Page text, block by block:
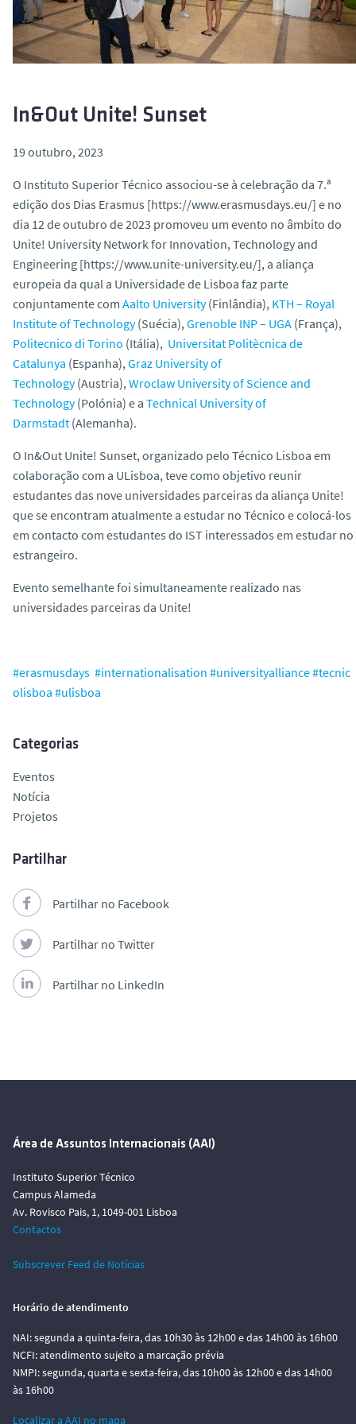
In&Out Unite! Sunset
19 outubro, 2023
O Instituto Superior Técnico associou-se à celebração da 7.ª
edição dos Dias Erasmus [https://www.erasmusdays.eu/] e no
dia 12 de outubro de 2023 promoveu um evento no âmbito do
Unite! University Network for Innovation, Technology and
Engineering [https://www.unite-university.eu/], a aliança
europeia da qual a Universidade de Lisboa faz parte
conjuntamente com Aalto University(Finlândia), KTH – Royal
Institute of Technology(Suécia), Grenoble INP – UGA (França),
Politecnico di Torino (Itália), Universitat Politècnica de
Catalunya (Espanha), Graz University of
Technology(Austria), Wroclaw University of Science and
Technology(Polónia) e a Technical University of
Darmstadt (Alemanha).
O In&Out Unite! Sunset, organizado pelo Técnico Lisboa em
colaboração com a ULisboa, teve como objetivo reunir
estudantes das nove universidades parceiras da aliança Unite!
que se encontram atualmente a estudar no Técnico e colocá-los
em contacto com estudantes do IST interessados em estudar no
estrangeiro.
Evento semelhante foi simultaneamente realizado nas
universidades parceiras da Unite!
#erasmusdays #internationalisation #universityalliance#tecnic
olisboa #ulisboa
Categorias
Eventos
Notícia
Projetos
Partilhar
Partilhar no Facebook
Partilhar no Twitter
Partilhar no LinkedIn
Área de Assuntos Internacionais (AAI)
Instituto Superior Técnico
Campus Alameda
Av. Rovisco Pais, 1, 1049-001 Lisboa
Contactos
Subscrever Feed de Notícias
Horário de atendimento
NAI: segunda a quinta-feira, das 10h30 às 12h00 e das 14h00 às 16h00
NCFI: atendimento sujeito a marcação prévia
NMPI: segunda, quarta e sexta-feira, das 10h00 às 12h00 e das 14h00
às 16h00
Localizar a AAI no mapa